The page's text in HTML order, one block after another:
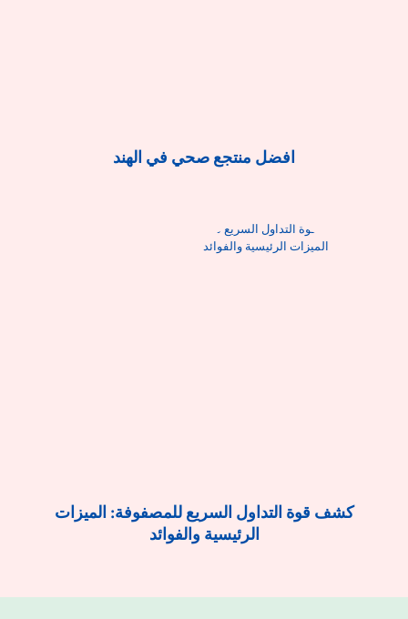
افضل منتجع صحي في الهند
كشف قوة التداول السريع للمصفوفة: الميزات
الرئيسية والفوائد